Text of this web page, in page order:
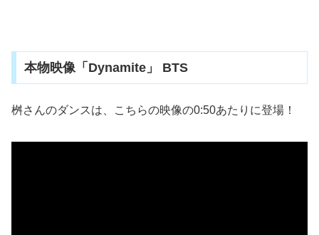
本物映像「Dynamite」 BTS
桝さんのダンスは、こちらの映像の0:50あたりに登場！